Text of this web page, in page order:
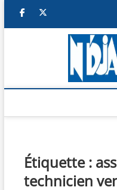
facebook
Étiquette :
technicien